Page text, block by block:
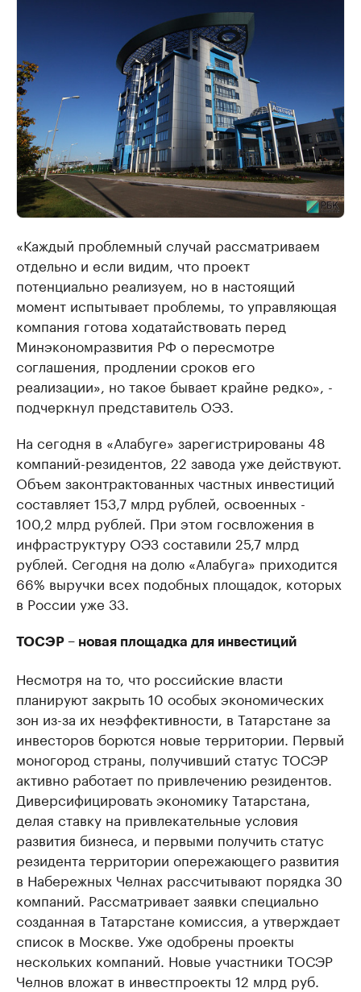
«Каждый проблемный случай рассматриваем
отдельно и если видим, что проект
потенциально реализуем, но в настоящий
момент испытывает проблемы, то управляющая
компания готова ходатайствовать перед
Минэкономразвития РФ о пересмотре
соглашения, продлении сроков его
реализации», но такое бывает крайне редко», -
подчеркнул представитель ОЭЗ.
На сегодня в «Алабуге» зарегистрированы 48
компаний-резидентов, 22 завода уже действуют.
Объем законтрактованных частных инвестиций
составляет 153,7 млрд рублей, освоенных -
100,2 млрд рублей. При этом госвложения в
инфраструктуру ОЭЗ составили 25,7 млрд
рублей. Сегодня на долю «Алабуга» приходится
66% выручки всех подобных площадок, которых
в России уже 33.
ТОСЭР – новая площадка для инвестиций
Несмотря на то, что российские власти
планируют закрыть 10 особых экономических
зон из-за их неэффективности, в Татарстане за
инвесторов борются новые территории. Первый
моногород страны, получивший статус ТОСЭР
активно работает по привлечению резидентов.
Диверсифицировать экономику Татарстана,
делая ставку на привлекательные условия
развития бизнеса, и первыми получить статус
резидента территории опережающего развития
в Набережных Челнах рассчитывают порядка 30
компаний. Рассматривает заявки специально
созданная в Татарстане комиссия, а утверждает
список в Москве. Уже одобрены проекты
нескольких компаний. Новые участники ТОСЭР
Челнов вложат в инвестпроекты 12 млрд руб.